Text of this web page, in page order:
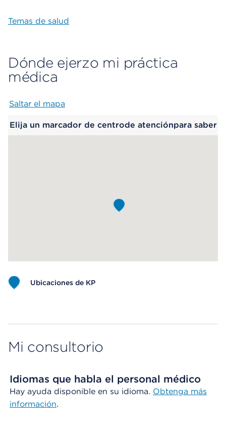
Temas de salud
Dónde ejerzo mi práctica
médica
Saltar el mapa
Elija un marcador de centrode atenciónpara saber
Ubicaciones de KP
Mi consultorio
Idiomas que habla el personal médico
Hay ayuda disponible en su idioma. Obtenga más
información.